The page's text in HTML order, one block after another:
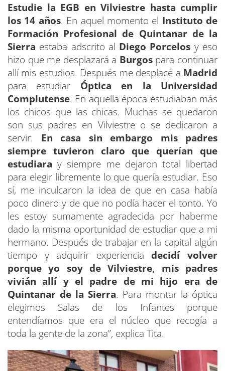
Estudie la EGB en Vilviestre hasta cumplir
los 14 años. En aquel momento el Instituto de
Formación Profesional de Quintanar de la
Sierra estaba adscrito al Diego Porcelos y eso
hizo que me desplazará a Burgospara continuar
allí mis estudios. Después me desplacé a Madrid
para estudiar Óptica en la Universidad
Complutense. En aquella época estudiaban más
los chicos que las chicas. Muchas se quedaron
son sus padres en Vilviestre o se dedicaron a
servir. En casa sin embargo mis padres
siempre tuvieron claro que querían que
estudiaray siempre me dejaron total libertad
para elegir libremente lo que quería estudiar. Eso
sí, me inculcaron la idea de que en casa había
poco dinero y de que no podía hacer el tonto. Yo
les estoy sumamente agradecida por haberme
dado la misma oportunidad de estudiar que a mi
hermano. Después de trabajar en la capital algún
tiempo y adquirir experiencia decidí volver
porque yo soy de Vilviestre, mis padres
vivián allí y el padre de mi hijo era de
Quintanar de la Sierra. Para montar la óptica
elegimos Salas de los Infantes porque
entendíamos que era el núcleo que recogía a
toda la gente de la zona”, explica Tita.